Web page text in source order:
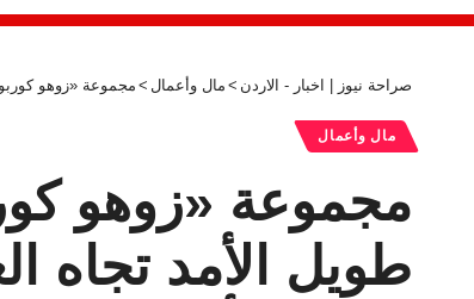
صراحة نيوز | اخبار - الاردن > مال وأعمال > مجموعة «زوهو
مال وأعمال
مجموعة «زوهو
طويل الأمد تجاه